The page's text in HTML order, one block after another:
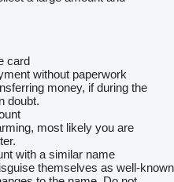
card
without paperwork
money, if during the
doubt.
most likely you are
with a similar name
themselves as well-known